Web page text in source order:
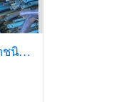
ท่อน้ำประปาเกษตรถูกทุกชนิดท่อน้ำหยดน้ำพุ่งสายPE